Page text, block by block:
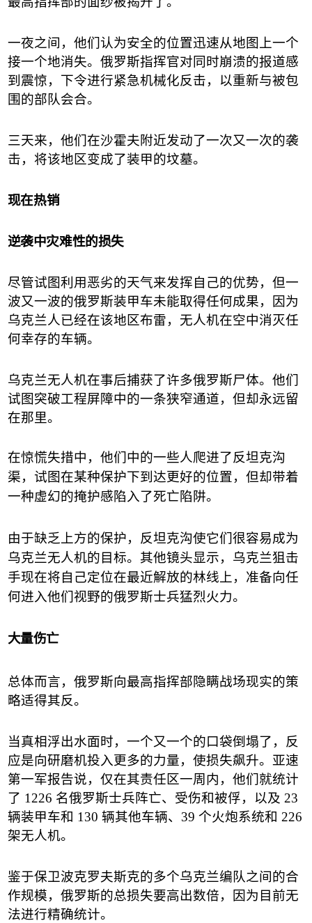
一夜之间，他们认为安全的位置迅速从地图上一个
接一个地消失。俄罗斯指挥官对同时崩溃的报道感
到震惊，下令进行紧急机械化反击，以重新与被包
围的部队会合。
三天来，他们在沙霍夫附近发动了一次又一次的袭
击，将该地区变成了装甲的坟墓。
现在热销
逆袭中灾难性的损失
尽管试图利用恶劣的天气来发挥自己的优势，但一
波又一波的俄罗斯装甲车未能取得任何成果，因为
乌克兰人已经在该地区布雷，无人机在空中消灭任
何幸存的车辆。
乌克兰无人机在事后捕获了许多俄罗斯尸体。他们
试图突破工程屏障中的一条狭窄通道，但却永远留
在那里。
在惊慌失措中，他们中的一些人爬进了反坦克沟
渠，试图在某种保护下到达更好的位置，但却带着
一种虚幻的掩护感陷入了死亡陷阱。
由于缺乏上方的保护，反坦克沟使它们很容易成为
乌克兰无人机的目标。其他镜头显示，乌克兰狙击
手现在将自己定位在最近解放的林线上，准备向任
何进入他们视野的俄罗斯士兵猛烈火力。
大量伤亡
总体而言，俄罗斯向最高指挥部隐瞒战场现实的策
略适得其反。
当真相浮出水面时，一个又一个的口袋倒塌了，反
应是向研磨机投入更多的力量，使损失飙升。亚速
第一军报告说，仅在其责任区一周内，他们就统计
了 1226 名俄罗斯士兵阵亡、受伤和被俘，以及 23
辆装甲车和 130 辆其他车辆、 39 个火炮系统和 226
架无人机。
鉴于保卫波克罗夫斯克的多个乌克兰编队之间的合
作规模，俄罗斯的总损失要高出数倍，因为目前无
法进行精确统计。